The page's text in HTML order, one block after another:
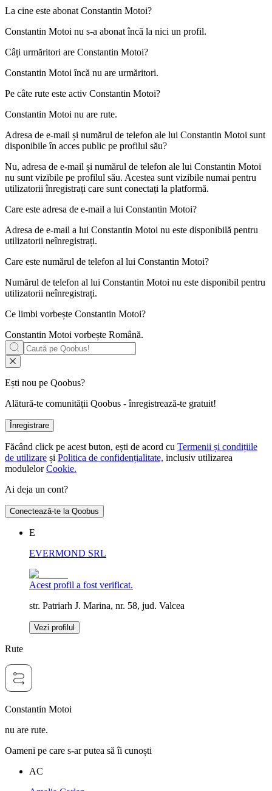
La cine este abonat Constantin Motoi?
Constantin Motoi nu s-a abonat încă la nici un profil.
Câți urmăritori are Constantin Motoi?
Constantin Motoi încă nu are urmăritori.
Pe câte rute este activ Constantin Motoi?
Constantin Motoi nu are rute.
Adresa de e-mail și numărul de telefon ale lui Constantin Motoi sunt
disponibile în acces public pe profilul său?
Nu, adresa de e-mail și numărul de telefon ale lui Constantin Motoi
nu sunt vizibile pe profilul său. Acestea sunt vizibile numai pentru
utilizatorii înregistrați care sunt conectați la platformă.
Care este adresa de e-mail a lui Constantin Motoi?
Adresa de e-mail a lui Constantin Motoi nu este disponibilă pentru
utilizatorii neînregistrați.
Care este numărul de telefon al lui Constantin Motoi?
Numărul de telefon al lui Constantin Motoi nu este disponibil pentru
utilizatorii neînregistrați.
Ce limbi vorbește Constantin Motoi?
Constantin Motoi vorbește Română.
Ești nou pe Qoobus?
Alătură-te comunității Qoobus - înregistrează-te gratuit!
Înregistrare
Făcând click pe acest buton, ești de acord cu Termenii și condițiile
de utilizare și Politica de confidențialitate, inclusiv utilizarea
modulelor Cookie.
Ai deja un cont?
Conectează-te la Qoobus
E
EVERMOND SRL
Acest profil a fost verificat.
str. Patriarh J. Marina, nr. 58, jud. Valcea
Vezi profilul
Rute
Constantin Motoi
nu are rute.
Oameni pe care s-ar putea să îi cunoști
AC